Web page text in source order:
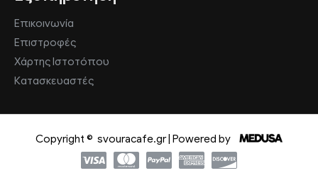
Επικοινωνία
Επιστροφές
Χάρτης Ιστοτόπου
Κατασκευαστές
Copyright © svouracafe.gr | Powered by